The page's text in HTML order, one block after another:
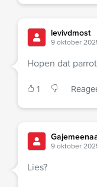
levivdmost
9 oktober
Hopen dat
1
9 oktober
Lies?